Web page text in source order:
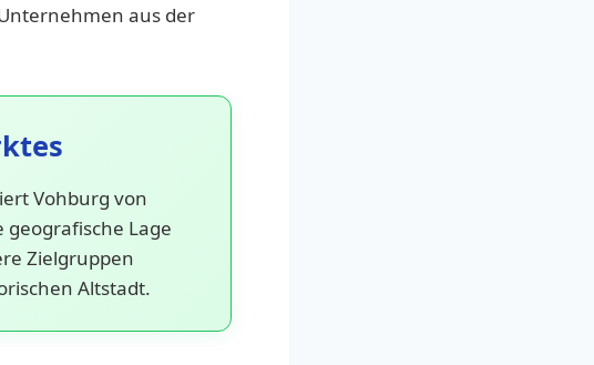
aus der
Vohburg von
Lage
Zielgruppen
Altstadt.